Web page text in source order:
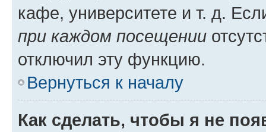
кафе, университете и т. д.
при каждом посещении
отключил эту функцию.
Вернуться к началу
Как сделать, чтобы я не